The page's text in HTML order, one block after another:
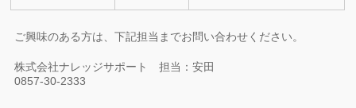
ご興味のある方は、下記担当までお問い合わせください。
株式会社ナレッジサポート 担当：安田
0857-30-2333